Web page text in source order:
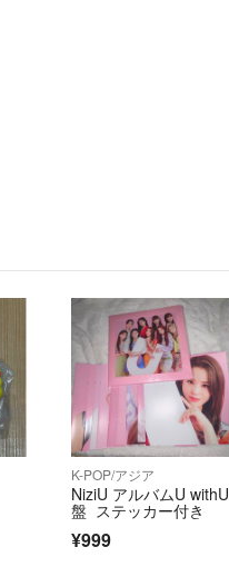
K-POP/アジア
NiziU アルバムU withU
盤 ステッカー付き
¥999